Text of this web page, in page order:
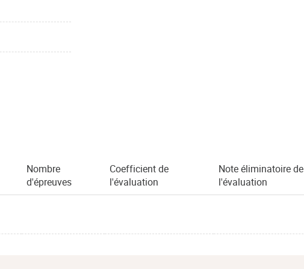
Nombre
d'épreuves
Coefficient de
l'évaluation
Note éliminatoire de
l'évaluation